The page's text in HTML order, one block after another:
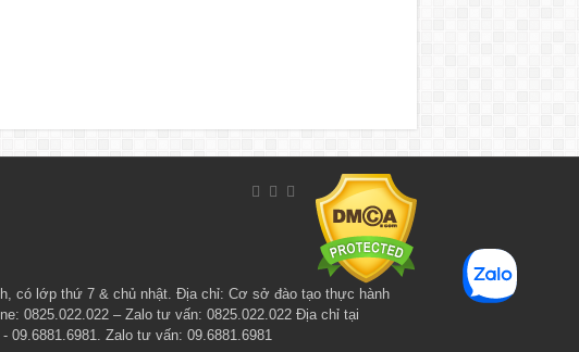
có lớp thứ 7 & chủ nhật. Địa chỉ: Cơ sở đào tạo thực hành
0825.022.022 – Zalo tư vấn: 0825.022.022 Địa chỉ tại
Zalo tư vấn: 09.6881.6981